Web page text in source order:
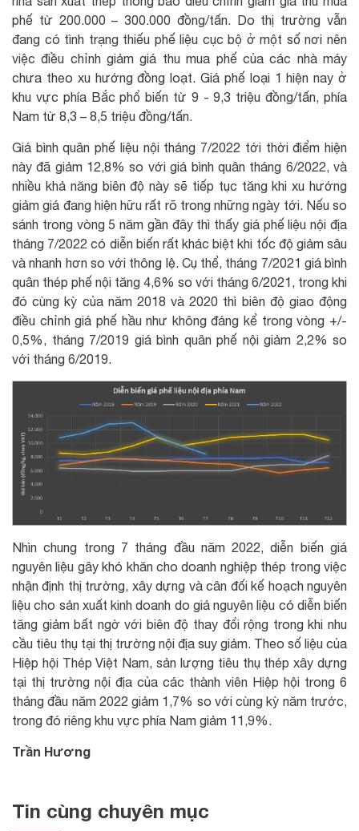
phế từ 200.000 – 300.000 đồng/tấn. Do thị trường vẫn
đang có tình trạng thiếu phế liệu cục bộ ở một số nơi nên
việc điều chỉnh giảm giá thu mua phế của các nhà máy
chưa theo xu hướng đồng loạt. Giá phế loại 1 hiện nay ở
khu vực phía Bắc phổ biến từ 9 - 9,3 triệu đồng/tấn, phía
Nam từ 8,3 – 8,5 triệu đồng/tấn.
Giá bình quân phế liệu nội tháng 7/2022 tới thời điểm hiện
này đã giảm 12,8% so với giá bình quân tháng 6/2022, và
nhiều khả năng biên độ này sẽ tiếp tục tăng khi xu hướng
giảm giá đang hiện hữu rất rõ trong những ngày tới. Nếu so
sánh trong vòng 5 năm gần đây thì thấy giá phế liệu nội địa
tháng 7/2022 có diễn biến rất khác biệt khi tốc độ giảm sâu
và nhanh hơn so với thông lệ. Cụ thể, tháng 7/2021 giá bình
quân thép phế nội tăng 4,6% so với tháng 6/2021, trong khi
đó cùng kỳ của năm 2018 và 2020 thì biên độ giao động
điều chỉnh giá phế hầu như không đáng kể trong vòng +/-
0,5%, tháng 7/2019 giá bình quân phế nội giảm 2,2% so
với tháng 6/2019.
Nhìn chung trong 7 tháng đầu năm 2022, diễn biến giá
nguyên liệu gây khó khăn cho doanh nghiệp thép trong việc
nhận định thị trường, xây dựng và cân đối kế hoạch nguyên
liệu cho sản xuất kinh doanh do giá nguyên liệu có diễn biến
tăng giảm bất ngờ với biên độ thay đổi rộng trong khi nhu
cầu tiêu thụ tại thị trường nội địa suy giảm. Theo số liệu của
Hiệp hội Thép Việt Nam, sản lượng tiêu thụ thép xây dựng
tại thị trường nội địa của các thành viên Hiệp hội trong 6
tháng đầu năm 2022 giảm 1,7% so với cùng kỳ năm trước,
trong đó riêng khu vực phía Nam giảm 11,9%.
Trần Hương
Tin cùng chuyên mục